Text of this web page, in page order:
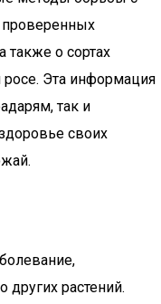
проверенных
также о сортах
росе. Эта информация
так и
своих
растений.